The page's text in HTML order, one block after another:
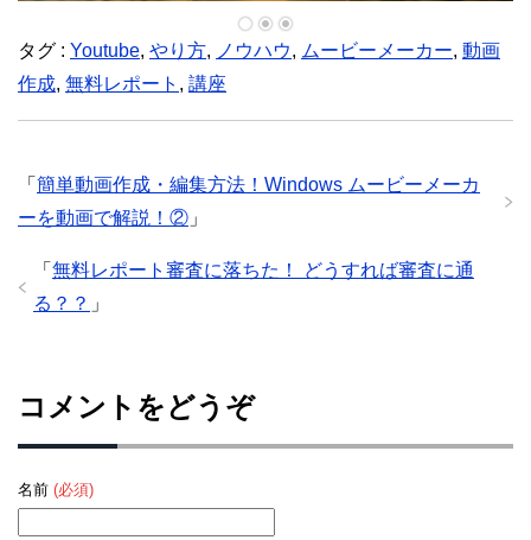
タグ : Youtube, やり方, ノウハウ, ムービーメーカー, 動画
作成, 無料レポート , 講座
「 簡単動画作成・編集方法！Windows ムービーメーカ
ーを動画で解説！② 」
「 無料レポート審査に落ちた！ どうすれば審査に通
る？？ 」
コメントをどうぞ
名前 (必須)